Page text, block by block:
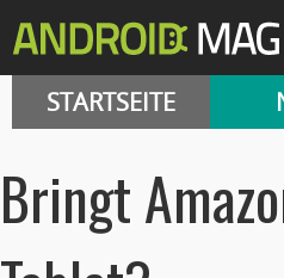
STARTSEITE
Bringt